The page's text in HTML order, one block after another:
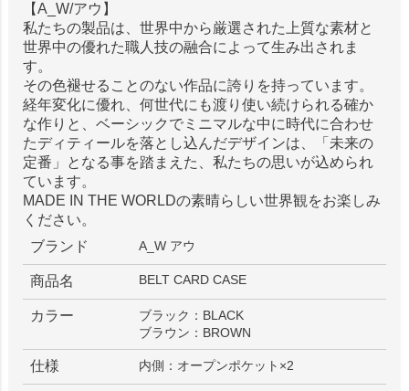
【A_W/アウ】
私たちの製品は、世界中から厳選された上質な素材と
世界中の優れた職人技の融合によって生み出されま
す。
その色褪せることのない作品に誇りを持っています。
経年変化に優れ、何世代にも渡り使い続けられる確か
な作りと、ベーシックでミニマルな中に時代に合わせ
たディティールを落とし込んだデザインは、「未来の
定番」となる事を踏まえた、私たちの思いが込められ
ています。
MADE IN THE WORLDの素晴らしい世界観をお楽しみ
ください。
ブランド
A_W アウ
商品名 BELT CARD CASE
カラー
ブラック：BLACK
ブラウン：BROWN
仕様 内側：オープンポケット×2